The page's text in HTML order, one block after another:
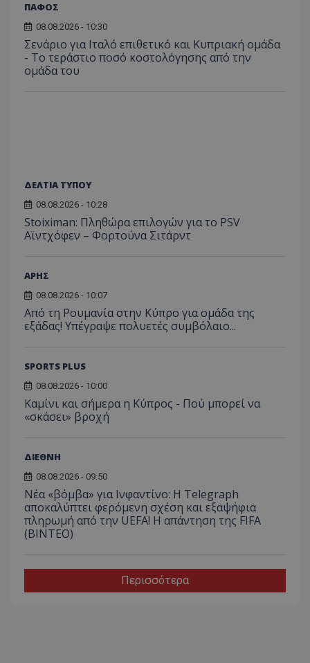
ΠΑΦΟΣ
08.08.2026 - 10:30
Σενάριο για Ιταλό επιθετικό και Κυπριακή ομάδα
- Το τεράστιο ποσό κοστολόγησης από την
ομάδα του
ΔΕΛΤΙΑ ΤΥΠΟΥ
08.08.2026 - 10:28
Stoiximan: Πληθώρα επιλογών για το PSV
Αϊντχόφεν – Φορτούνα Σιτάρντ
ΑΡΗΣ
08.08.2026 - 10:07
Από τη Ρουμανία στην Κύπρο για ομάδα της
εξάδας! Υπέγραψε πολυετές συμβόλαιο...
SPORTS PLUS
08.08.2026 - 10:00
Καμίνι και σήμερα η Κύπρος - Πού μπορεί να
«σκάσει» βροχή
ΔΙΕΘΝΗ
08.08.2026 - 09:50
Νέα «βόμβα» για Ινφαντίνο: Η Telegraph
αποκαλύπτει φερόμενη σχέση και εξαψήφια
πληρωμή από την UEFA! Η απάντηση της FIFA
(ΒΙΝΤΕΟ)
Περισσότερα